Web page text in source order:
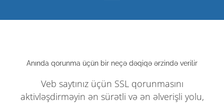
Anında qorunma üçün bir neçə dəqiqə ərzində verilir
Veb saytınız üçün SSL qorunmasını
aktivləşdirməyin ən sürətli və ən əlverişli yolu,